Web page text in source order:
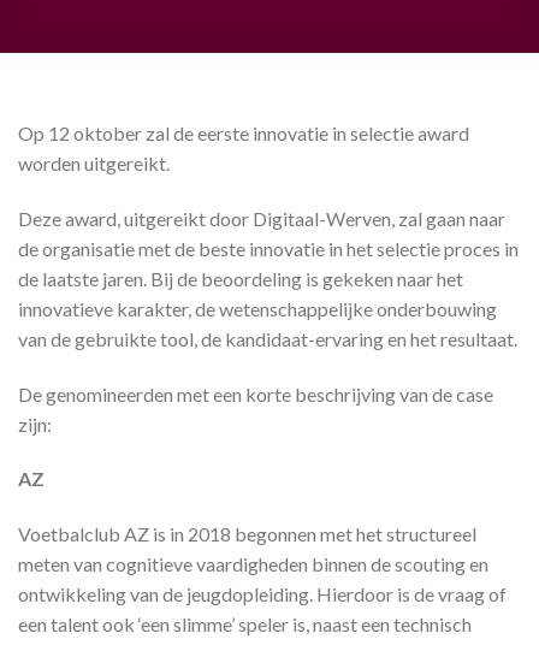
Op 12 oktober zal de eerste innovatie in selectie award
worden uitgereikt.
Deze award, uitgereikt door Digitaal-Werven, zal gaan naar
de organisatie met de beste innovatie in het selectie proces in
de laatste jaren. Bij de beoordeling is gekeken naar het
innovatieve karakter, de wetenschappelijke onderbouwing
van de gebruikte tool, de kandidaat-ervaring en het resultaat.
De genomineerden met een korte beschrijving van de case
zijn:
AZ
Voetbalclub AZ is in 2018 begonnen met het structureel
meten van cognitieve vaardigheden binnen de scouting en
ontwikkeling van de jeugdopleiding. Hierdoor is de vraag of
een talent ook ‘een slimme’ speler is, naast een technisch